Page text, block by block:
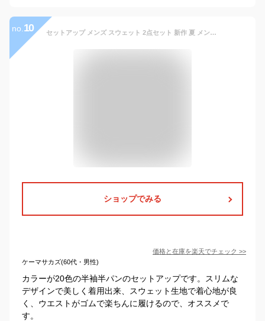
no. 10 セットアップ メンズ スウェット 2点セット 新作 夏 メンズ 半袖 短パン ジャージ トレーニングウェア ウエストゴム 40代50代 ファション カジュアル
ショップでみる
価格と在庫を楽天でチェック >>
ケーマサカズ(60代・男性)
カラーが20色の半袖半パンのセットアップです。スリムな
デザインで美しく着用出来、スウェット生地で着心地が良
く、ウエストがゴムで楽ちんに履けるので、オススメで
す。